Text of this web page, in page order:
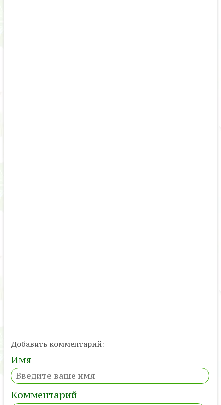
Добавить комментарий:
Имя
Комментарий